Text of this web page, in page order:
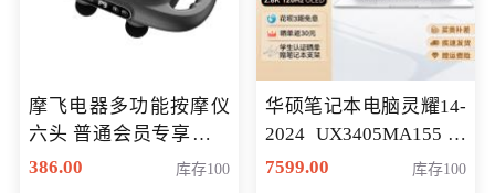
摩飞电器多功能按摩仪
六头 普通会员专享价格
199元
386.00 库存100
华硕笔记本电脑灵耀14-
2024 UX3405MA155冰
川银 oled 智慧轻薄本 会
7599.00 库存100